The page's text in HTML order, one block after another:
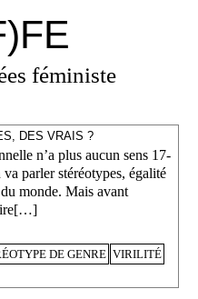
féministe
DES VRAIS ?
n’a plus aucun sens 17-
parler stéréotypes, égalité
monde. Mais avant
DE GENRE VIRILITÉ